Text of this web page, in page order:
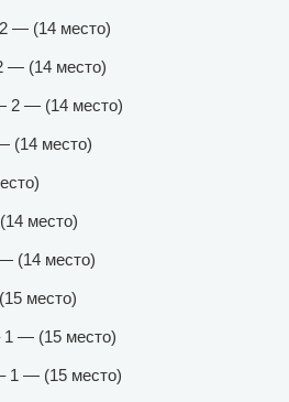
— (14 место)
— (14 место)
2 — (14 место)
(14 место)
место)
(14 место)
место)
1 — (15 место)
1 — (15 место)